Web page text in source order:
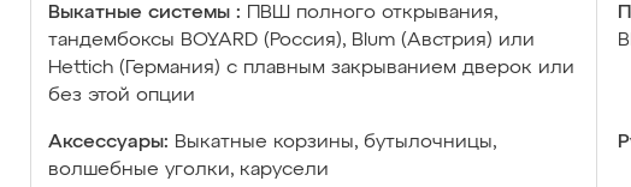
Выкатные системы :
ПВШ полного открывания,
тандембоксы BOYARD (Россия), Blum (Австрия) или
Hettich (Германия) с плавным закрыванием дверок или
без этой опции
Аксессуары: Выкатные корзины, бутылочницы,
волшебные уголки, карусели